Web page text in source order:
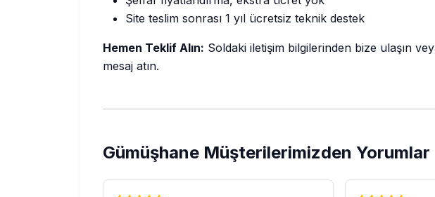
Site teslim sonrası 1 yıl ücretsiz teknik destek
Hemen Teklif Alın: Soldaki iletişim bilgilerinden bize ulaşın
mesaj atın.
Gümüşhane Müşterilerimizden Yorumlar